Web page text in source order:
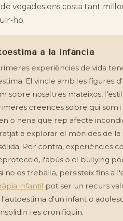
vegades ens costa tant
ho.
a la infància
experiències de vida
El vincle amb les figures
sobre nosaltres mateixos,
creences sobre qui som
o nena que rep afecte
a explorar el món des de
Per contra, experiències
l'abús o el bullying
no es treballa, persisteix fins a
infantil pot ser un recurs
l'autoestima d'un infant o
i es cronifiquin.